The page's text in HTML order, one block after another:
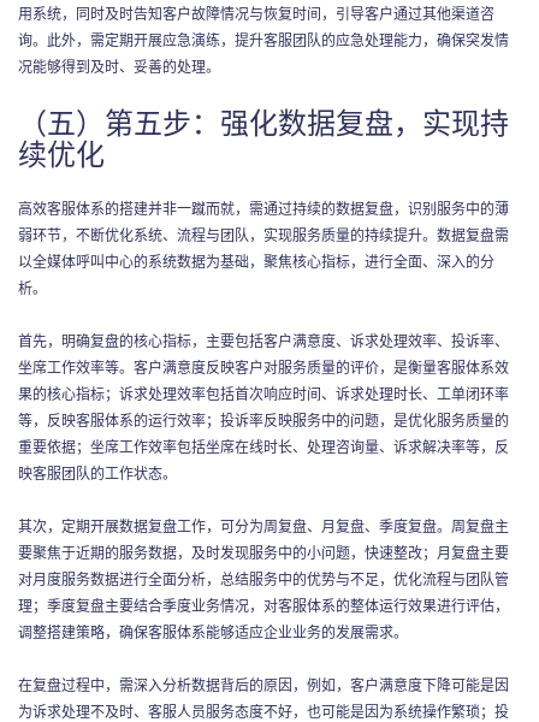
用系统，同时及时告知客户故障情况与恢复时间，引导客户通过其他渠道咨
询。此外，需定期开展应急演练，提升客服团队的应急处理能力，确保突发情
况能够得到及时、妥善的处理。
（五）第五步：强化数据复盘，实现持
续优化
高效客服体系的搭建并非一蹴而就，需通过持续的数据复盘，识别服务中的薄
弱环节，不断优化系统、流程与团队，实现服务质量的持续提升。数据复盘需
以全媒体呼叫中心的系统数据为基础，聚焦核心指标，进行全面、深入的分
析。
首先，明确复盘的核心指标，主要包括客户满意度、诉求处理效率、投诉率、
坐席工作效率等。客户满意度反映客户对服务质量的评价，是衡量客服体系效
果的核心指标；诉求处理效率包括首次响应时间、诉求处理时长、工单闭环率
等，反映客服体系的运行效率；投诉率反映服务中的问题，是优化服务质量的
重要依据；坐席工作效率包括坐席在线时长、处理咨询量、诉求解决率等，反
映客服团队的工作状态。
其次，定期开展数据复盘工作，可分为周复盘、月复盘、季度复盘。周复盘主
要聚焦于近期的服务数据，及时发现服务中的小问题，快速整改；月复盘主要
对月度服务数据进行全面分析，总结服务中的优势与不足，优化流程与团队管
理；季度复盘主要结合季度业务情况，对客服体系的整体运行效果进行评估，
调整搭建策略，确保客服体系能够适应企业业务的发展需求。
在复盘过程中，需深入分析数据背后的原因，例如，客户满意度下降可能是因
为诉求处理不及时、客服人员服务态度不好，也可能是因为系统操作繁琐；投